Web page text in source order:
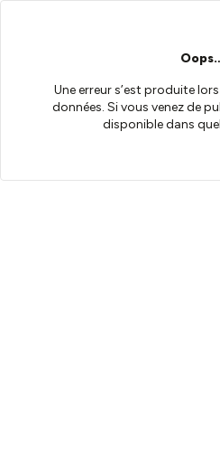
Une erreur s’est produite
données. Si vous venez de
disponible dans